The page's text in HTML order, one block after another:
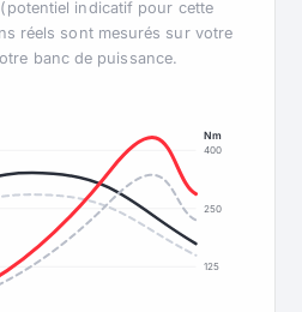
indicatif pour cette
réels sont mesurés sur votre
banc de puissance.
125
250
400
Nm